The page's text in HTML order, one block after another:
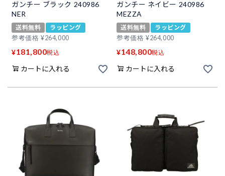
ガンチー ブラック 240986
NER
送料無料
ラッピング
参考価格 ¥264,000
¥181,800税込
カートに入れる
ガンチー ネイビー 240986
MEZZA
送料無料
ラッピング
参考価格 ¥264,000
¥148,800税込
カートに入れる